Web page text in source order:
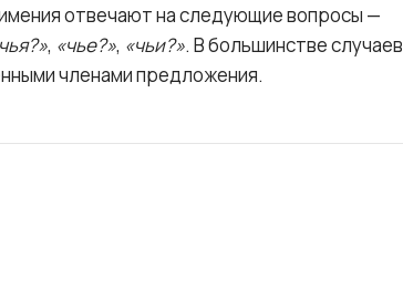
отвечают на следующие вопросы —
, «чье?», «чьи?». В большинстве случаев
членами предложения.